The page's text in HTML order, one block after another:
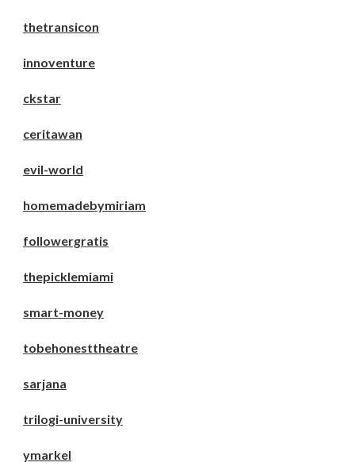
thetransicon
innoventure
ckstar
ceritawan
evil-world
homemadebymiriam
followergratis
thepicklemiami
smart-money
tobehonesttheatre
sarjana
trilogi-university
ymarkel